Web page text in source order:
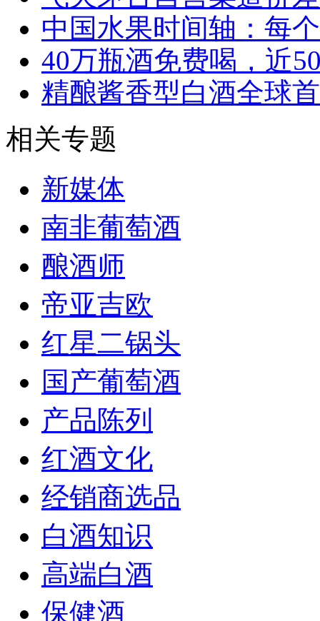
中国水果时间轴：每
40万瓶酒免费喝，近
精酿酱香型白酒全球
相关专题
新媒体
南非葡萄酒
酿酒师
帝亚吉欧
红星二锅头
国产葡萄酒
产品陈列
红酒文化
经销商选品
白酒知识
高端白酒
保健酒